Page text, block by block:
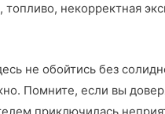
некорректная
не обойтись без
Помните, если вы